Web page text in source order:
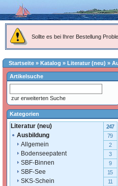
Sollte es bei Ihrer Bestellung
Startseite » Katalog » Literatur (neu) »
Artikelsuche
zur erweiterten Suche
Kategorien
Literatur (neu) 247
Ausbildung 79
Allgemein 2
Bodenseepatent 3
SBF-Binnen 9
SBF-See 15
SKS-Schein 11